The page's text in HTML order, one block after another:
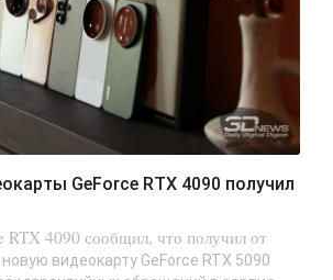
RTX 4090 сообщил, что получил от
видеокарту GeForce RTX 5090